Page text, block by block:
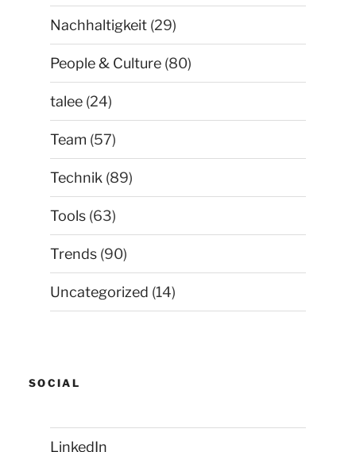
Nachhaltigkeit (29)
People & Culture (80)
talee (24)
Team (57)
Technik (89)
Tools (63)
Trends (90)
Uncategorized (14)
SOCIAL
LinkedIn